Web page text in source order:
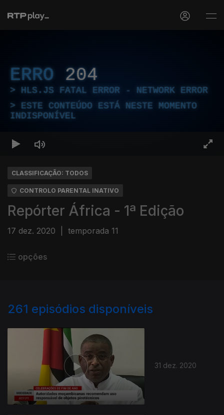
ERRO 204
HLS.JS FATAL ERROR - NETWORK ERROR
ESTE CONTEÚDO ESTÁ NESTE MOMENTO
INDISPONÍVEL
CLASSIFICAÇÃO: TODOS
CONTROLO PARENTAL INATIVO
Repórter África - 1ª Edição
17 dez. 2020 temporada 11
opções
261 episódios disponíveis
31 dez. 2020